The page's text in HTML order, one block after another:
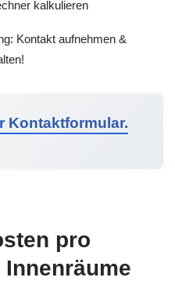
kalkulieren
Kontakt aufnehmen &
Kontaktformular.
pro